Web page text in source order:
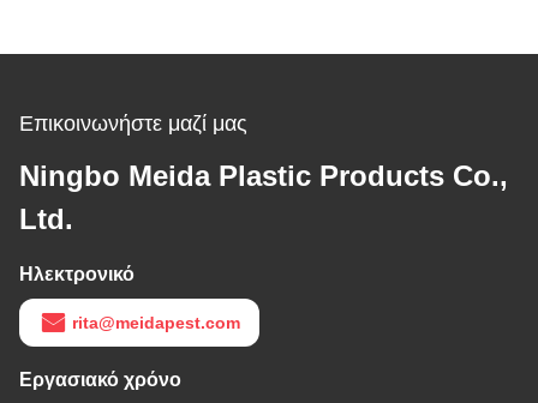
Επικοινωνήστε μαζί μας
Ningbo Meida Plastic Products Co.,
Ltd.
Ηλεκτρονικό
rita@meidapest.com
Εργασιακό χρόνο